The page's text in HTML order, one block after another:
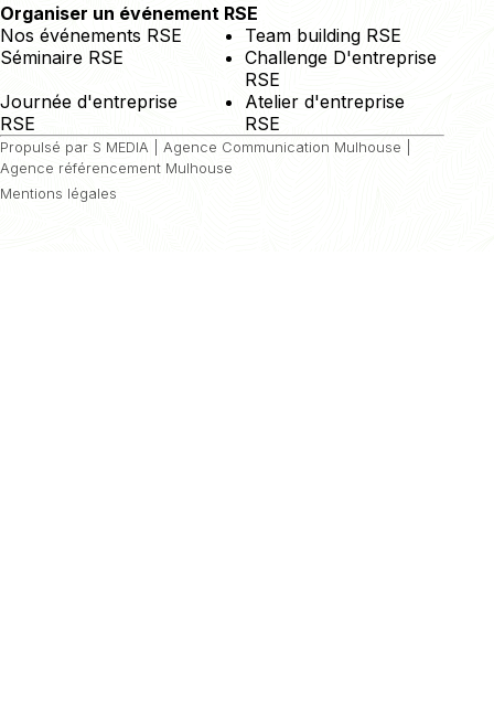
Organiser un événement RSE
Nos événements RSE
Team building RSE
Séminaire RSE
Challenge D'entreprise
RSE
Journée d'entreprise
RSE
Atelier d'entreprise
RSE
Propulsé par S MEDIA | Agence Communication Mulhouse
Agence référencement Mulhouse
Mentions légales